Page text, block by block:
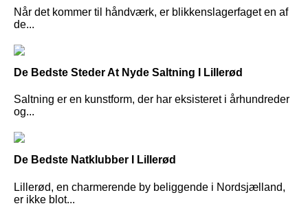
Når det kommer til håndværk, er blikkenslagerfaget en af
de...
De Bedste Steder At Nyde Saltning I Lillerød
Saltning er en kunstform, der har eksisteret i århundreder
og...
De Bedste Natklubber I Lillerød
Lillerød, en charmerende by beliggende i Nordsjælland,
er ikke blot...